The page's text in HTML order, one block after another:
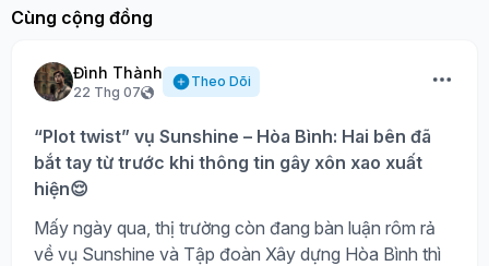
Cùng cộng đồng
Đình Thành
22 Thg 07
Theo Dõi
“Plot twist” vụ Sunshine – Hòa Bình: Hai bên đã
bắt tay từ trước khi thông tin gây xôn xao xuất
hiện😌
Mấy ngày qua, thị trường còn đang bàn luận rôm rả
về vụ Sunshine và Tập đoàn Xây dựng Hòa Bình thì